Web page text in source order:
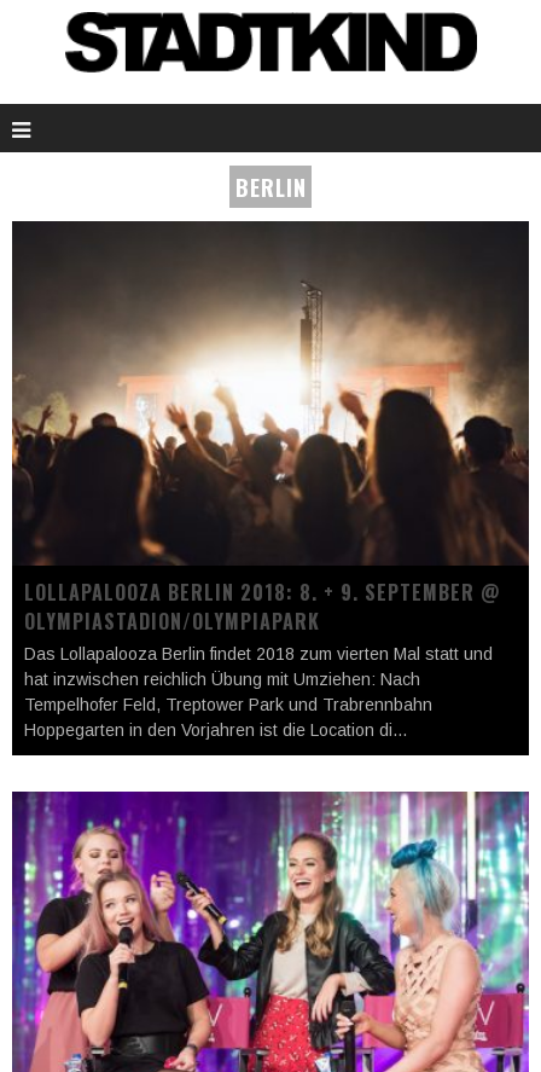
BERLIN
LOLLAPALOOZA BERLIN 2018: 8. + 9. SEPTEMBER @
OLYMPIASTADION/OLYMPIAPARK
Das Lollapalooza Berlin findet 2018 zum vierten Mal statt und
hat inzwischen reichlich Übung mit Umziehen: Nach
Tempelhofer Feld, Treptower Park und Trabrennbahn
Hoppegarten in den Vorjahren ist die Location di...